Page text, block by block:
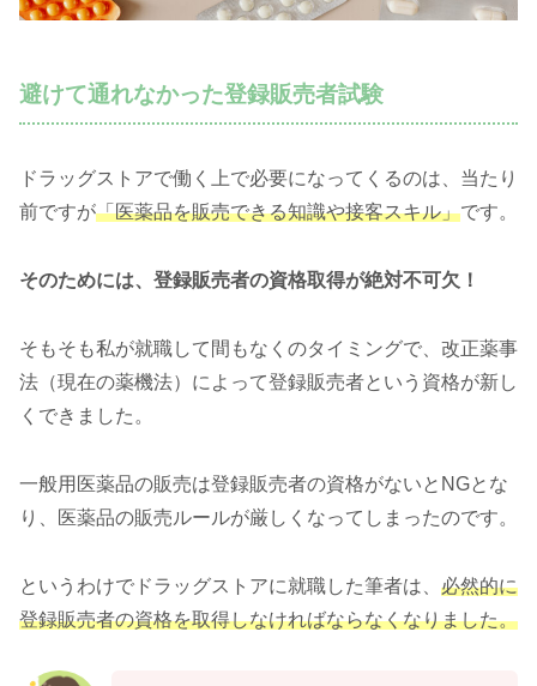
避けて通れなかった登録販売者試験
ドラッグストアで働く上で必要になってくるのは、当たり
前ですが「医薬品を販売できる知識や接客スキル」です。
そのためには、登録販売者の資格取得が絶対不可欠！
そもそも私が就職して間もなくのタイミングで、改正薬事
法（現在の薬機法）によって登録販売者という資格が新し
くできました。
一般用医薬品の販売は登録販売者の資格がないとNGとな
り、医薬品の販売ルールが厳しくなってしまったのです。
というわけでドラッグストアに就職した筆者は、 必然的に
登録販売者の資格を取得しなければならなくなりました。